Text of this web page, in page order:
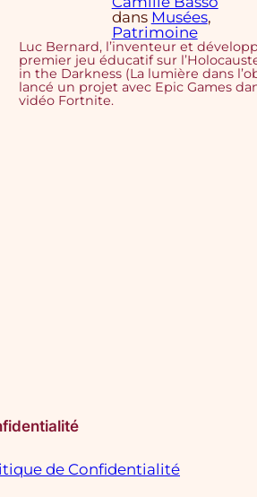
dans Musées
Patrimoine
Luc Bernard, l’inventeur et
premier jeu éducatif sur
in the Darkness (La lumière dans
lancé un projet avec Epic Games
vidéo Fortnite.
de Confidentialité